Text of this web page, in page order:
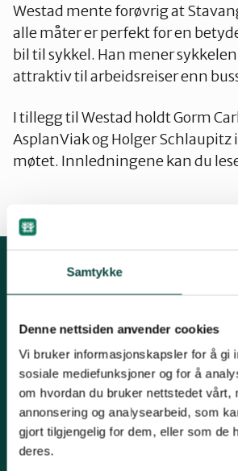
Samtykke
Denne nettsiden anvender cookies
Vi bruker informasjonskapsler for å gi
sosiale mediefunksjoner og for å
om hvordan du bruker nettstedet vårt,
annonsering og analysearbeid, som
gjort tilgjengelig for dem, eller som de
deres.
Westad mente forøvrig at
alle måter er perfekt for en
bil til sykkel. Han mener
attraktiv til arbeidsreiser enn
I tillegg til Westad holdt Gorm
AsplanViak og Holger
møtet. Innledningene kan du
Kontakt oss
Post:
Henrik Ibsensgate 59, 4021
Stavanger.
Inge Steenslands hus, Henrik Ibsensgate
Telefon NiR: 966 10 221
Epost:rogaland@naturvernforbundet.no
Fylkessekretær Gaute Henriksen 917 07